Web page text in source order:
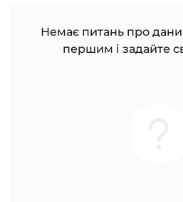
Немає питань про
першим і задайте